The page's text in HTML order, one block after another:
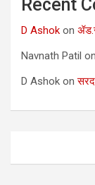
Recent
D Ashok on
Navnath Patil on
D Ashok on